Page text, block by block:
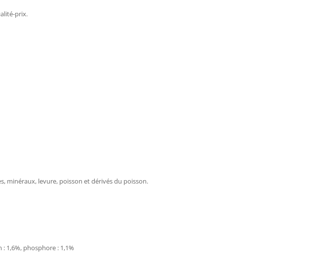
prix.
minéraux, levure, poisson et dérivés du poisson.
1,6%, phosphore : 1,1%